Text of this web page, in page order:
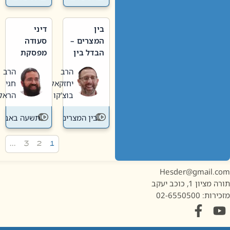
בין
המצרים –
הבדל בין
חדשה
לישנה
הרב
יחזקאל
בוצ'קו
בין המצרים
דיני
סעודה
מפסקת
תשעה
באב
הרב
חגי
הראל
תשעה באב
1, כוכב יעקב
02-6550500